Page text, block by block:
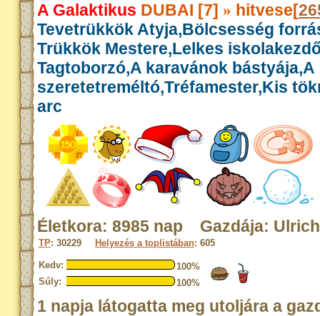
A Galaktikus DUBAI [7] » hitvese[
Tevetrükkök Atyja,Bölcsesség
Trükkök Mestere,Lelkes
Tagtoborzó,A karavánok bástyája,A
szeretetreméltó,Tréfamester,Kis
arc
Életkora: 8985 nap Gazdája:
TP: 30229 Helyezés a toplistában: 605
Kedv:
100%
Súly:
100%
1 napja látogatta meg utoljára a